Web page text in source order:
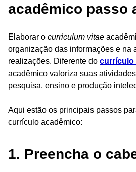
acadêmico passo
Elaborar o curriculum vitae
organização das informações e na
realizações. Diferente do currículo
acadêmico valoriza suas
pesquisa, ensino e produção
Aqui estão os principais passos
currículo acadêmico:
1. Preencha o